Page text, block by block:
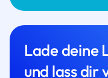
Lade deine
und lass dir